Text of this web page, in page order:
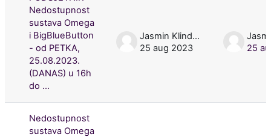
Nedostupnost
sustava Omega
i BigBlueButton
- od PETKA,
25.08.2023.
(DANAS) u 16h
do ...
Jasmin Klindžić
25 aug 2023
25
Nedostupnost
sustava Omega